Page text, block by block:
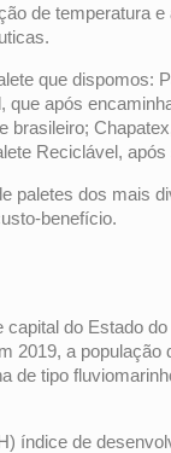
de temperatura
que dispomos:
que após
brasileiro;
Reciclável,
paletes dos mais
benefício.
do Estado
2019, a população
de tipo
índice de